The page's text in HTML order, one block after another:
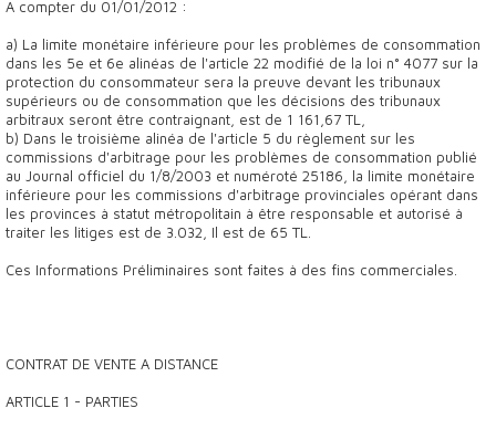
A compter du 01/01/2012 :
a) La limite monétaire inférieure pour les problèmes de consommation
dans les 5e et 6e alinéas de l'article 22 modifié de la loi n° 4077 sur la
protection du consommateur sera la preuve devant les tribunaux
supérieurs ou de consommation que les décisions des tribunaux
arbitraux seront être contraignant, est de 1 161,67 TL,
b) Dans le troisième alinéa de l'article 5 du règlement sur les
commissions d'arbitrage pour les problèmes de consommation publié
au Journal officiel du 1/8/2003 et numéroté 25186, la limite monétaire
inférieure pour les commissions d'arbitrage provinciales opérant dans
les provinces à statut métropolitain à être responsable et autorisé à
traiter les litiges est de 3.032, Il est de 65 TL.
Ces Informations Préliminaires sont faites à des fins commerciales.
CONTRAT DE VENTE A DISTANCE
ARTICLE 1 - PARTIES